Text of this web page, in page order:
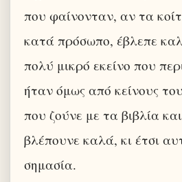
που φαίνονταν, αν τα
κατά πρόσωπο, έβλεπε
πολύ μικρό εκείνο που
ήταν όμως από κείνους
που ζούνε με τα βιβλία
βλέπουνε καλά, κι έτσι
σημασία.